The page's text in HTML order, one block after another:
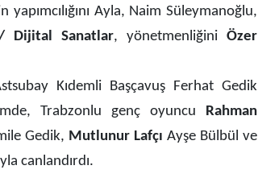
yapımcılığını Ayla, Naim Süleymanoğlu,
Dijital Sanatlar, yönetmenliğini Özer
Kıdemli Başçavuş Ferhat Gedik
Trabzonlu genç oyuncu Rahman
Gedik, Mutlunur Lafçı Ayşe Bülbül ve
canlandırdı.